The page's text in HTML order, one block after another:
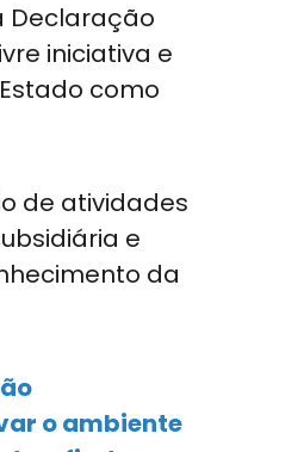
Declaração
iniciativa e
como
de atividades
e
da
o ambiente